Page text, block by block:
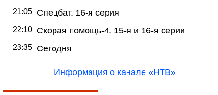
21:05 Спецбат. 16-я серия
22:10 Скорая помощь-4. 15-я и 16-я серии
23:35 Сегодня
Информация о канале «НТВ»